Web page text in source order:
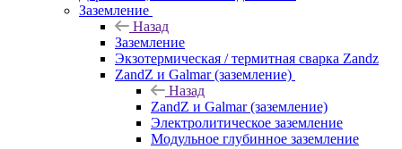
Заземление
Назад
Заземление
Экзотермическая / термитная сварка Zandz
ZandZ и Galmar (заземление)
Назад
ZandZ и Galmar (заземление)
Электролитическое заземление
Модульное глубинное заземление